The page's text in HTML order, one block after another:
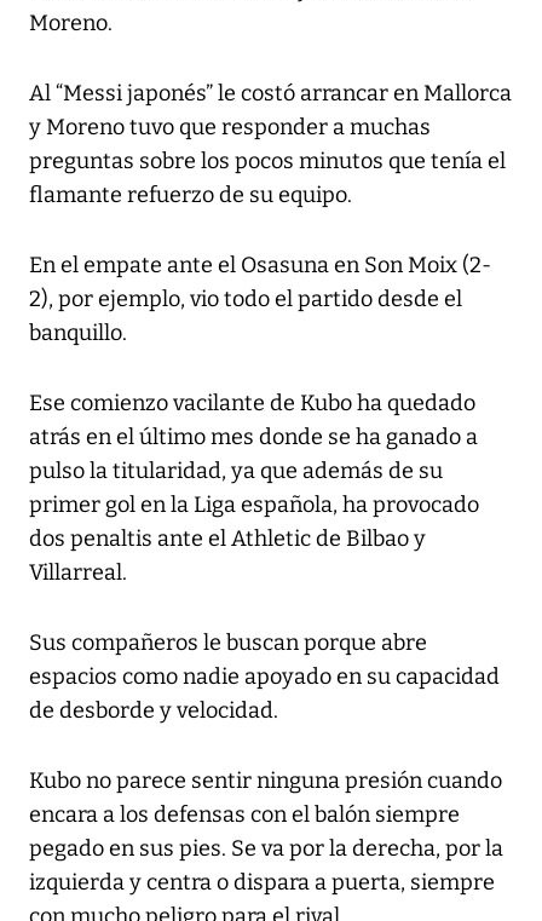
Moreno.
Al “Messi japonés” le costó arrancar en Mallorca
y Moreno tuvo que responder a muchas
preguntas sobre los pocos minutos que tenía el
flamante refuerzo de su equipo.
En el empate ante el Osasuna en Son Moix (2-
2), por ejemplo, vio todo el partido desde el
banquillo.
Ese comienzo vacilante de Kubo ha quedado
atrás en el último mes donde se ha ganado a
pulso la titularidad, ya que además de su
primer gol en la Liga española, ha provocado
dos penaltis ante el Athletic de Bilbao y
Villarreal.
Sus compañeros le buscan porque abre
espacios como nadie apoyado en su capacidad
de desborde y velocidad.
Kubo no parece sentir ninguna presión cuando
encara a los defensas con el balón siempre
pegado en sus pies. Se va por la derecha, por la
izquierda y centra o dispara a puerta, siempre